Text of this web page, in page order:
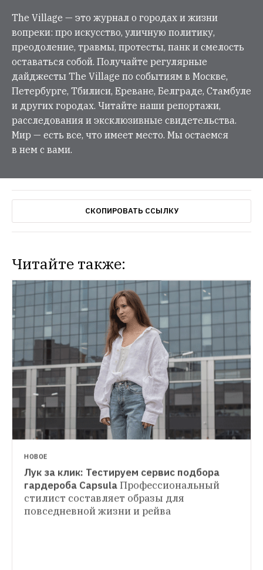
The Village — это журнал о городах и жизни
вопреки: про искусство, уличную политику,
преодоление, травмы, протесты, панк и смелость
оставаться собой. Получайте регулярные
дайджесты The Village по событиям в Москве,
Петербурге, Тбилиси, Ереване, Белграде, Стамбуле
и других городах. Читайте наши репортажи,
расследования и эксклюзивные свидетельства.
Мир — есть все, что имеет место. Мы остаемся
в нем с вами.
СКОПИРОВАТЬ ССЫЛКУ
Читайте также:
МАГАЗИНЫ
Снять ремейк: 8 брендов, которые
НОВОСТИ
Lamoda открыла виртуальные
примерочные в центре Москвы
появились на месте рекламы
НОВОЕ
Лук за клик: Тестируем сервис подбора
гардероба Capsula Профессиональный
стилист составляет образы для
повседневной жизни и рейва